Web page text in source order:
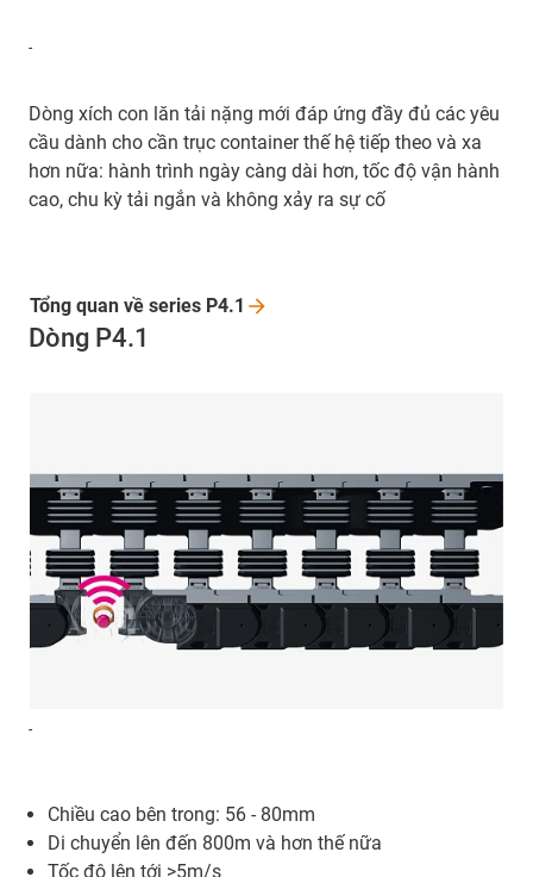
-
Dòng xích con lăn tải nặng mới đáp ứng đầy đủ các yêu
cầu dành cho cần trục container thế hệ tiếp theo và xa
hơn nữa: hành trình ngày càng dài hơn, tốc độ vận hành
cao, chu kỳ tải ngắn và không xảy ra sự cố
Dòng P4.1
-
Chiều cao bên trong: 56 - 80mm
Di chuyển lên đến 800m và hơn thế nữa
Tốc độ lên tới >5m/s
Tổng quan về series P4.1